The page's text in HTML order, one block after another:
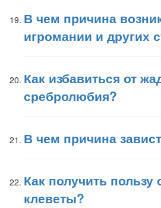
В чем причина
игромании и других
Как избавиться от
сребролюбия?
В чем причина
Как получить пользу
клеветы?